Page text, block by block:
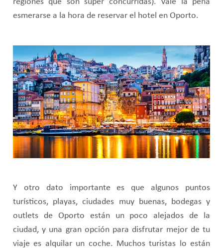
esmerarse a la hora de reservar el hotel en Oporto.
Y otro dato importante es que algunos puntos
turísticos, playas, ciudades muy buenas, bodegas y
outlets de Oporto están un poco alejados de la
ciudad, y una gran opción para disfrutar mejor de tu
viaje es alquilar un coche. Muchos turistas lo están